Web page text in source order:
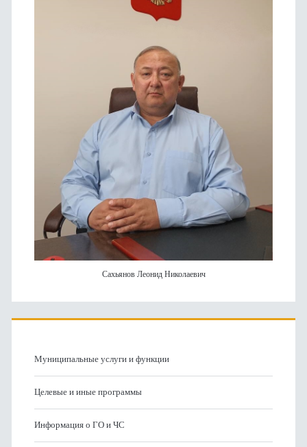
Сахьянов Леонид Николаевич
Муниципальные услуги и функции
Целевые и иные программы
Информация о ГО и ЧС